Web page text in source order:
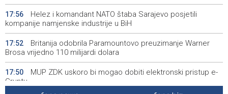
17:56
Helez i komandant NATO štaba Sarajevo posjetili
kompanije namjenske industrije u BiH
17:52
Britanija odobrila Paramountovo preuzimanje Warner
Brosa vrijedno 110 milijardi dolara
17:50
MUP ZDK uskoro bi mogao dobiti elektronski pristup e-
Gruntu